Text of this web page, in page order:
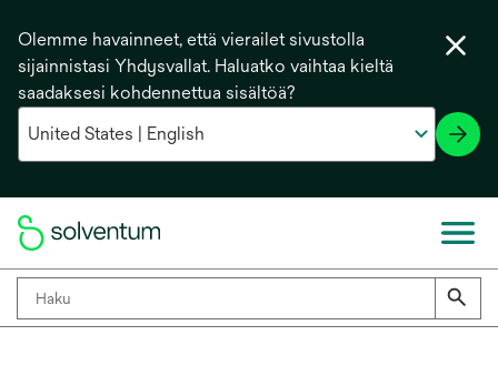
Olemme havainneet, että vierailet sivustolla
sijainnistasi Yhdysvallat. Haluatko vaihtaa kieltä
saadaksesi kohdennettua sisältöä?